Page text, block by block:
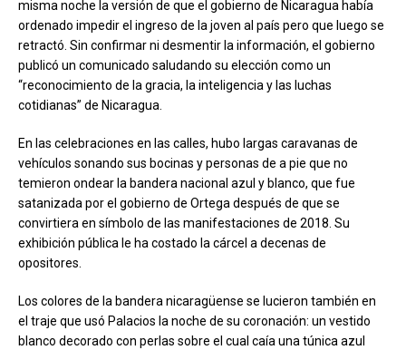
misma noche la versión de que el gobierno de Nicaragua había
ordenado impedir el ingreso de la joven al país pero que luego se
retractó. Sin confirmar ni desmentir la información, el gobierno
publicó un comunicado saludando su elección como un
“reconocimiento de la gracia, la inteligencia y las luchas
cotidianas” de Nicaragua.
En las celebraciones en las calles, hubo largas caravanas de
vehículos sonando sus bocinas y personas de a pie que no
temieron ondear la bandera nacional azul y blanco, que fue
satanizada por el gobierno de Ortega después de que se
convirtiera en símbolo de las manifestaciones de 2018. Su
exhibición pública le ha costado la cárcel a decenas de
opositores.
Los colores de la bandera nicaragüense se lucieron también en
el traje que usó Palacios la noche de su coronación: un vestido
blanco decorado con perlas sobre el cual caía una túnica azul